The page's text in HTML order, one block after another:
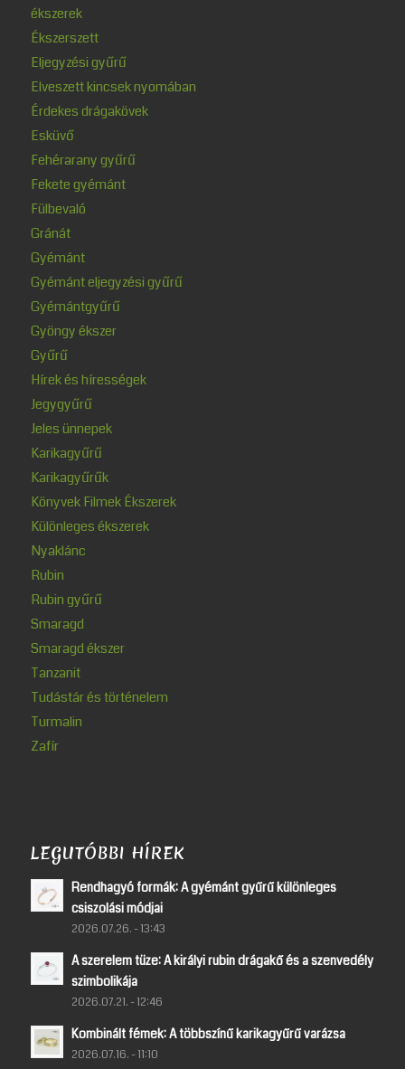
ékszerek
Ékszerszett
Eljegyzési gyűrű
Elveszett kincsek nyomában
Érdekes drágakövek
Esküvő
Fehérarany gyűrű
Fekete gyémánt
Fülbevaló
Gránát
Gyémánt
Gyémánt eljegyzési gyűrű
Gyémántgyűrű
Gyöngy ékszer
Gyűrű
Hírek és hírességek
Jegygyűrű
Jeles ünnepek
Karikagyűrű
Karikagyűrűk
Könyvek Filmek Ékszerek
Különleges ékszerek
Nyaklánc
Rubin
Rubin gyűrű
Smaragd
Smaragd ékszer
Tanzanit
Tudástár és történelem
Turmalin
Zafír
LEGUTÓBBI HÍREK
Rendhagyó formák: A gyémánt gyűrű különleges
csiszolási módjai
2026.07.26. - 13:43
A szerelem tüze: A királyi rubin drágakő és a szenvedély
szimbolikája
2026.07.21. - 12:46
Kombinált fémek: A többszínű karikagyűrű varázsa
2026.07.16. - 11:10